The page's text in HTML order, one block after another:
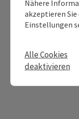
Nähere
akzeptieren Sie
Einstellungen
Alle Cookies
deaktivieren